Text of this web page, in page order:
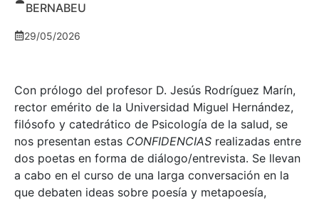
BERNABEU
29/05/2026
Con prólogo del profesor D. Jesús Rodríguez Marín,
rector emérito de la Universidad Miguel Hernández,
filósofo y catedrático de Psicología de la salud, se
nos presentan estas CONFIDENCIAS realizadas entre
dos poetas en forma de diálogo/entrevista. Se llevan
a cabo en el curso de una larga conversación en la
que debaten ideas sobre poesía y metapoesía,